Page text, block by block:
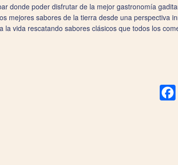
donde poder disfrutar de la mejor gastronomía
mejores sabores de la tierra desde una perspectiva
vida rescatando sabores clásicos que todos los